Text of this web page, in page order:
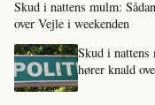
Skud i nattens mulm:
over Vejle i weekenden
Skud i
hører knald